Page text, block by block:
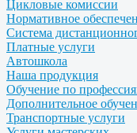
Цикловые комиссии
Нормативное
Система
Платные услуги
Автошкола
Наша продукция
Обучение по
Дополнительное
Транспортные услуги